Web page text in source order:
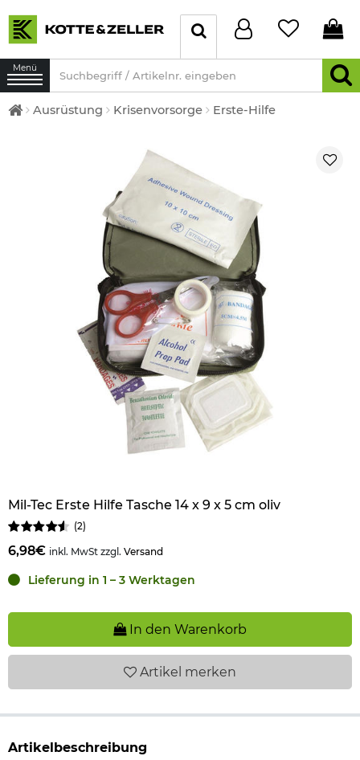
Menü
Ausrüstung Krisenvorsorge Erste-Hilfe
Mil-Tec Erste Hilfe Tasche 14 x 9 x 5 cm oliv
(2)
6,98€ inkl. MwSt zzgl. Versand
Lieferung in 1 – 3 Werktagen
In den Warenkorb
Artikel merken
Artikelbeschreibung